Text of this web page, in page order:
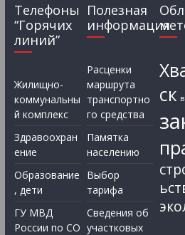
Телефоны
“Горячих
линий”
Жилищно-
коммунальны
й комплекс
Здравоохран
ение
Образование
, дети
ГУ МВД
России по СО
Полезная
информация
Расценки
маршрута
транспортно
го средства
Памятка
населению
Выбор
тарифа
Сведения об
участковых
ск